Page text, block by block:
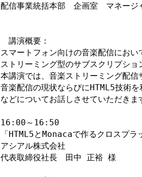
講演概要：
スマートフォン向けの音楽配信にお
ストリーミング型のサブスクリプショ
本講演では、音楽ストリーミング配信
音楽配信の現状ならびにHTML5技術
などについてお話しさせていただきま
16:00～16:50
「HTML5とMonacaで作るクロスプラ
アシアル株式会社